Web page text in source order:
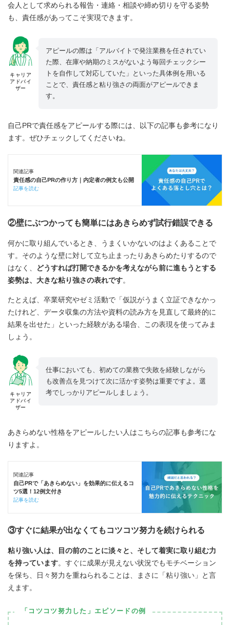
会人として求められる報告・連絡・相談や締め切りを守る姿勢
も、責任感があってこそ実現できます。
キャリア
アドバイ
ザー
アピールの際は「アルバイトで発注業務を任されてい
た際、在庫や納期のミスがないよう毎回チェックシー
トを自作して対応していた」といった具体例を用いる
ことで、責任感と粘り強さの両面がアピールできま
す。
自己PRで責任感をアピールする際には、以下の記事も参考になり
ます。ぜひチェックしてくださいね。
関連記事
責任感の自己PRの作り方｜内定者の例文も公開
記事を読む
②壁にぶつかっても簡単にはあきらめず試行錯誤できる
何かに取り組んでいるとき、うまくいかないのはよくあることで
す。そのような壁に対して立ち止まったりあきらめたりするので
はなく、
どうすれば打開できるかを考えながら前に進もうとする
姿勢は、大きな粘り強さの表れです。
たとえば、卒業研究やゼミ活動で「仮説がうまく立証できなかっ
たけれど、データ収集の方法や資料の読み方を見直して最終的に
結果を出せた」といった経験がある場合、この表現を使ってみま
しょう。
キャリア
アドバイ
ザー
仕事においても、初めての業務で失敗を経験しながら
も改善点を見つけて次に活かす姿勢は重要ですよ。選
考でしっかりアピールしましょう。
あきらめない性格をアピールしたい人はこちらの記事も参考にな
りますよ。
関連記事
自己PRで「あきらめない」を効果的に伝えるコ
ツ5選！12例文付き
記事を読む
③すぐに結果が出なくてもコツコツ努力を続けられる
粘り強い人は、目の前のことに淡々と、そして着実に取り組む力
を持っています。すぐに成果が見えない状況でもモチベーション
を保ち、日々努力を重ねられることは、まさに「粘り強い」と言
えます。
「コツコツ努力した」エピソードの例